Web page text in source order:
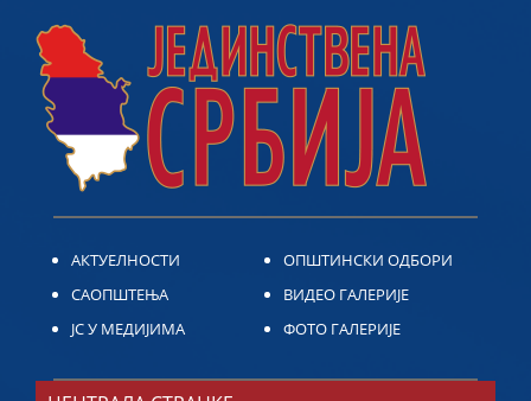
АКТУЕЛНОСТИ
САОПШТЕЊА
ЈС У МЕДИЈИМА
ОПШТИНСКИ ОДБОРИ
ВИДЕО ГАЛЕРИЈЕ
ФОТО ГАЛЕРИЈЕ